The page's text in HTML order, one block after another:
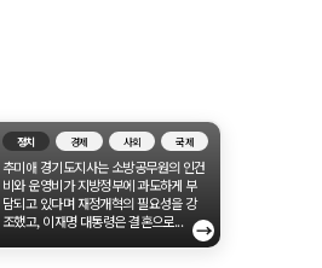
정치 경제 사회 국제
추미애 경기도지사는 소방공무원의 인건
비와 운영비가 지방정부에 과도하게 부
담되고 있다며 재정개혁의 필요성을 강
조했고, 이재명 대통령은 결혼으로...
→